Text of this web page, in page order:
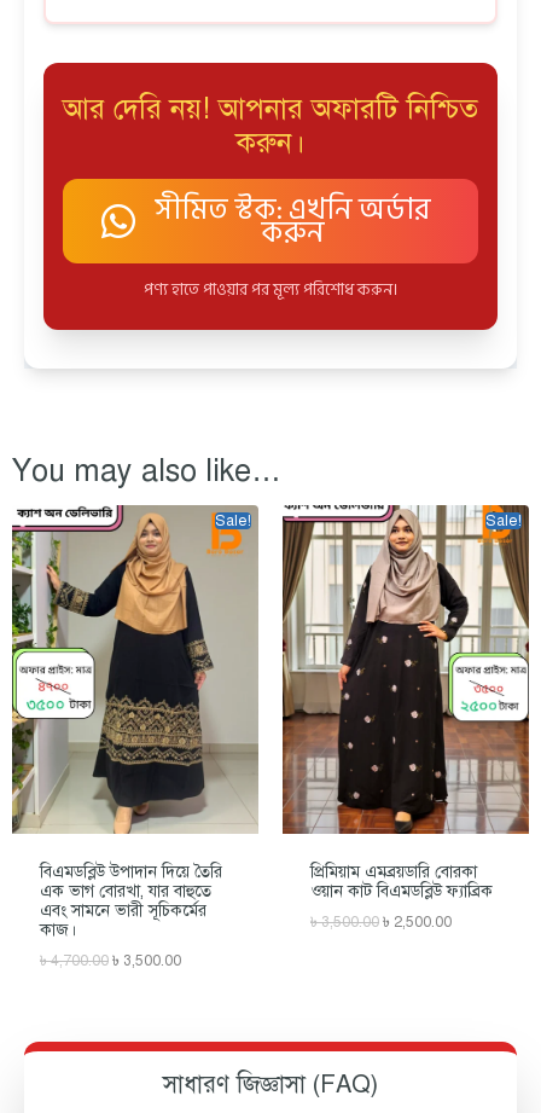
আর দেরি নয়! আপনার অফারটি নিশ্চিত
করুন।
সীমিত স্টক: এখনি অর্ডার
করুন
পণ্য হাতে পাওয়ার পর মূল্য পরিশোধ করুন।
You may also like…
Sale!
বিএমডব্লিউ উপাদান দিয়ে তৈরি
এক ভাগ বোরখা, যার বাহুতে
এবং সামনে ভারী সূচিকর্মের
কাজ।
৳4,700.00 ৳ 3,500.00
Sale!
প্রিমিয়াম এমব্রয়ডারি বোরকা
ওয়ান কাট বিএমডব্লিউ ফ্যাব্রিক
৳3,500.00 ৳ 2,500.00
সাধারণ জিজ্ঞাসা (FAQ)